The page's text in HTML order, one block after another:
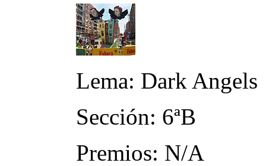
Lema: Dark Angels
Sección: 6ªB
Premios: N/A